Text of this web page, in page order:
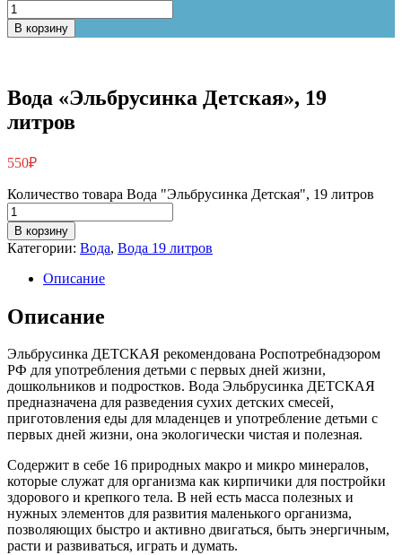
В корзину
Вода «Эльбрусинка Детская», 19
литров
550₽
Количество товара Вода "Эльбрусинка Детская", 19 литров
В корзину
Категории: Вода, Вода 19 литров
Описание
Описание
Эльбрусинка ДЕТСКАЯ рекомендована Роспотребнадзором
РФ для употребления детьми с первых дней жизни,
дошкольников и подростков. Вода Эльбрусинка ДЕТСКАЯ
предназначена для разведения сухих детских смесей,
приготовления еды для младенцев и употребление детьми с
первых дней жизни, она экологически чистая и полезная.
Содержит в себе 16 природных макро и микро минералов,
которые служат для организма как кирпичики для постройки
здорового и крепкого тела. В ней есть масса полезных и
нужных элементов для развития маленького организма,
позволяющих быстро и активно двигаться, быть энергичным,
расти и развиваться, играть и думать.